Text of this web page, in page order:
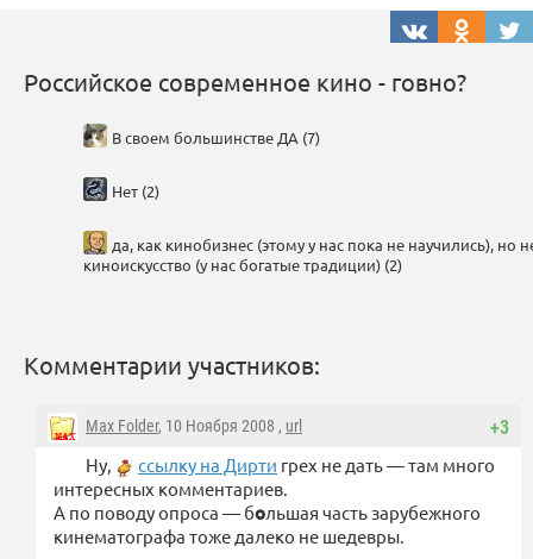
Российское современное кино - говно?
В своем большинстве ДА (7)
Нет (2)
да, как кинобизнес (этому у нас пока не научились), но
киноискусство (у нас богатые традиции) (2)
Комментарии участников:
+3
Max Folder, 10 Ноября 2008 , url
Ну, ссылку на Дирти грех не дать — там много
интересных комментариев.
А по поводу опроса — большая часть зарубежного
кинематографа тоже далеко не шедевры.